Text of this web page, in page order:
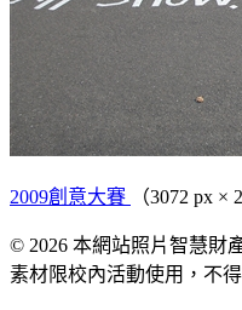
2009創意大賽 （3072 px ×
© 2026 本網站照片智慧財
素材限校內活動使用，不